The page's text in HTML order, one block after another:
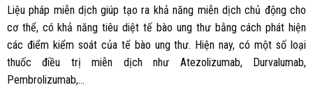
Liệu pháp miễn dịch giúp tạo ra khả năng miễn dịch chủ động cho
cơ thể, có khả năng tiêu diệt tế bào ung thư bằng cách phát hiện
các điểm kiểm soát của tế bào ung thư. Hiện nay, có một số loại
thuốc điều trị miễn dịch như Atezolizumab, Durvalumab,
Pembrolizumab,…